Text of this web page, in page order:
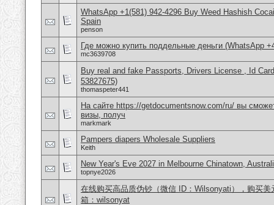
WhatsApp +1(581) 942-4296 Buy Weed Hashish
Spain
penson
Где можно купить поддельные деньги (WhatsApp
mc3639708
Buy real and fake Passports, Drivers License , Id
53827675)
thomaspeter441
На сайте https://getdocumentsnow.com/ru/ вы
визы, получ
markmark
Pampers diapers Wholesale Suppliers
Keith
New Year's Eve 2027 in Melbourne Chinatown,
topnye2026
在线购买高品质伪钞（微信 ID：Wilsonyati），购买
箱：wilsonyat